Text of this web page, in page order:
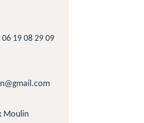
06 19 08 29 09
Moulin